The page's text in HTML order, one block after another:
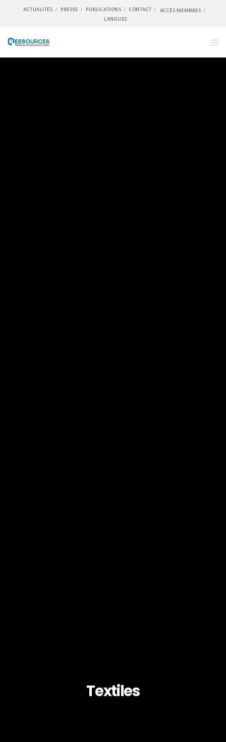
ACTUALITÉS PRESSE PUBLICATIONS CONTACT
ACCÈS MEMBRES
LANGUES
Textiles